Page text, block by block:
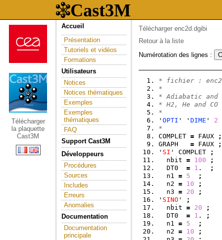
Télécharger
la plaquette
Cast3M
Accueil
Présentation
Tutoriels et vidéos
Formations
Utilisateurs
Notices
Notices thématiques
Exemples
Exemples
thématiques
FAQ
Support Cast3M
Développeurs
Procédures
Sources
Includes
Erreurs
Anomalies
Documentation
Documentation
principale
Télécharger enc2d.dgibi
Retour à la liste
Numérotation des lignes :
* fichier :
*
* Adiabatic and
* H2, He and
*
' OPTI ' ' DIME ' 2
*
COMPLET = FAUX
;
GRAPH = FAUX
;
' SI ' COMPLET
;
  nbit
= 100
;
  DT0
= 1 .
;
  n1
= 5
;
  n2
= 10
;
  n3
= 20
;
' SINO '
;
  nbit
= 20
;
  DT0
= 1 .
;
  n1
= 5
;
  n2
= 10
;